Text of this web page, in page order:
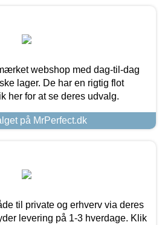
webshop med dag-til-dag
lager. De har en rigtig flot
her for at se deres udvalg.
på MrPerfect.dk
til private og erhverv via deres
levering på 1-3 hverdage. Klik